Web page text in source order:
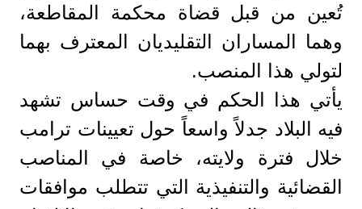
تُعين من قبل قضاة محكمة المقاطعة،
وهما المساران التقليديان المعترف بهما
لتولي هذا المنصب.
يأتي هذا الحكم في وقت حساس تشهد
فيه البلاد جدلاً واسعاً حول تعيينات ترامب
خلال فترة ولايته، خاصة في المناصب
القضائية والتنفيذية التي تتطلب موافقات